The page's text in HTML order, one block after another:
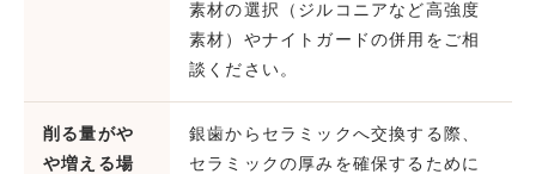
素材の選択（ジルコニアなど高強度
素材）やナイトガードの併用をご相
談ください。
削る量がや
や増える場
銀歯からセラミックへ交換する際、
セラミックの厚みを確保するために